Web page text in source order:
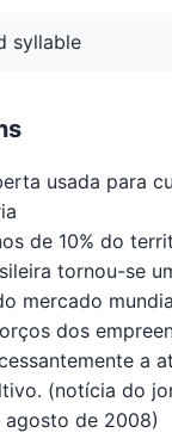
syllable
usada para
de 10% do
tornou-se
mercado
dos
a
(notícia do
agosto de 2008)